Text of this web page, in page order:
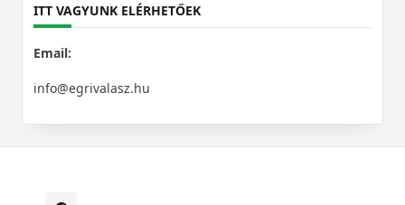
ITT VAGYUNK ELÉRHETŐEK
Email:
info@egrivalasz.hu